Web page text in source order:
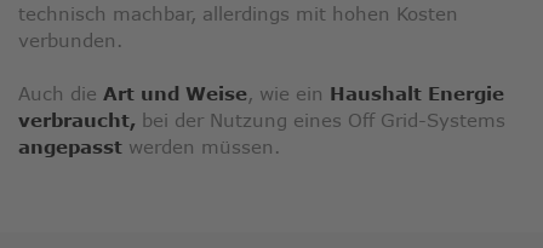
technisch machbar, allerdings mit hohen Kosten
verbunden.
Auch die Art und Weise, wie ein Haushalt Energie
verbraucht, bei der Nutzung eines Off Grid-Systems
angepasst werden müssen.